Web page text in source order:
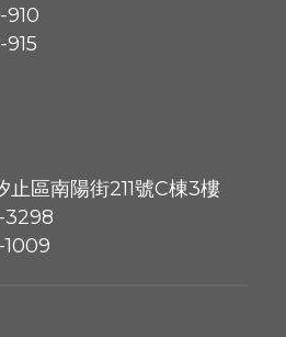
區南陽街211號C棟3樓